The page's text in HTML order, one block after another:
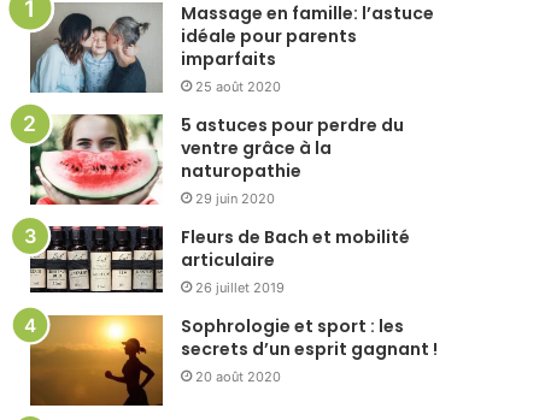
Massage en famille: l’astuce
idéale pour parents
imparfaits
25 août 2020
5 astuces pour perdre du
ventre grâce à la
naturopathie
29 juin 2020
Fleurs de Bach et mobilité
articulaire
26 juillet 2019
Sophrologie et sport : les
secrets d’un esprit gagnant !
20 août 2020